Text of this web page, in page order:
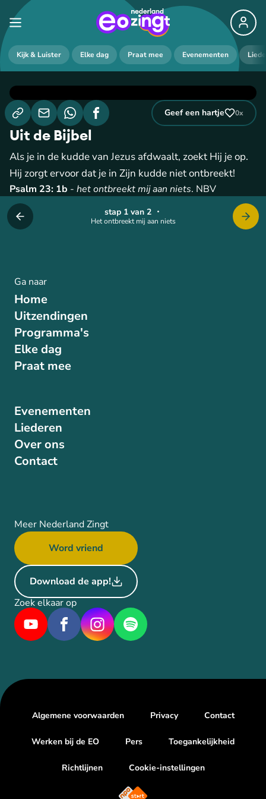
Kijk & Luister Elke dag Praat mee Evenementen
Het ontbreekt mij aan niets
stap 1 van 2・
Geef een hartje 0x
Uit de Bijbel
Als je in de kudde van Jezus afdwaalt, zoekt Hij je op.
Hij zorgt ervoor dat je in Zijn kudde niet ontbreekt!
Psalm 23: 1b - het ontbreekt mij aan niets. NBV
Ga naar
Home
Uitzendingen
Programma's
Elke dag
Praat mee
Evenementen
Liederen
Over ons
Contact
Meer Nederland Zingt
Word vriend
Download de app!
Zoek elkaar op
Algemene voorwaarden Privacy Contact
Werken bij de EO Pers Toegankelijkheid
Richtlijnen Cookie-instellingen